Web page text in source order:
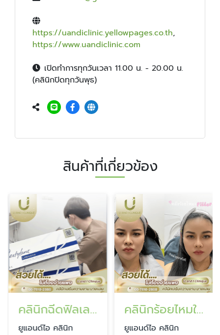
https://uandiclinic.yellowpages.co.th,
https://www.uandiclinic.com
เปิดทำการทุกวันเวลา 11.00 น. - 20.00 น.
(คลินิกปิดทุกวันพุธ)
สินค้าที่เกี่ยวข้อง
คลินิกฉีดฟิลเลอร์ ใกล้ฉัน บางแสน ศรีราชา ชลบุรี
ยูแอนด์ไอ คลินิก
คลินิกร้อยไหมใกล้ฉัน บางแสน ศรีราชา ชลบุรี
ยูแอนด์ไอ คลินิก